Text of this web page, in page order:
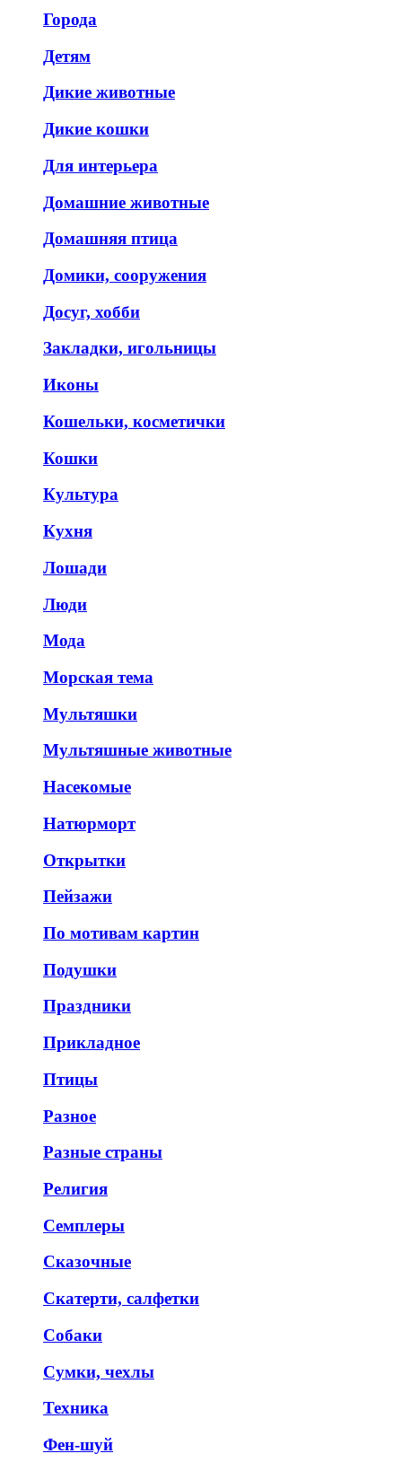
Города
Детям
Дикие животные
Дикие кошки
Для интерьера
Домашние животные
Домашняя птица
Домики, сооружения
Досуг, хобби
Закладки, игольницы
Иконы
Кошельки, косметички
Кошки
Культура
Кухня
Лошади
Люди
Мода
Морская тема
Мультяшки
Мультяшные животные
Насекомые
Натюрморт
Открытки
Пейзажи
По мотивам картин
Подушки
Праздники
Прикладное
Птицы
Разное
Разные страны
Религия
Семплеры
Сказочные
Скатерти, салфетки
Собаки
Сумки, чехлы
Техника
Фен-шуй